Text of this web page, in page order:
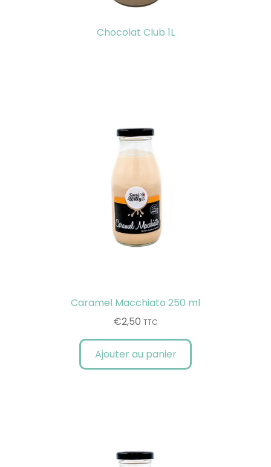
Chocolat Club 1L
Caramel Macchiato 250 ml
€2,50 TTC
Ajouter au panier